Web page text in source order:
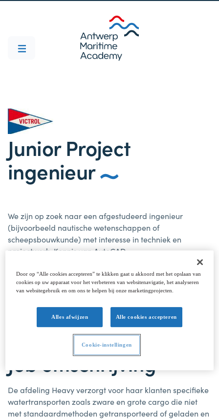
Junior Project
ingenieur
We zijn op zoek naar een afgestudeerd ingenieur
(bijvoorbeeld nautische wetenschappen of
scheepsbouwkunde) met interesse in techniek en
projectwerk. Kennis van AutoCAD,
stabiliteitsberekeningen en MS Office is belangrijk. Je
moet nauwkeurig, zelfstandig en flexibel zijn.
Bedrijf
ervaringindescheepvaart. Viahaarafdelingen
containertransport, LNG, scheepsdiensten
ze eengrotevariëteitaan
aanactiviteiten.
Job omschrijving
Deafdeling Heavyverzorgtvoor haar klanten specifieke
watertransporten zoalszwareen grotecargodie niet
metstandaardmethoden getransporteerd ofgeladen en
Door op “Alle cookies accepteren” te klikken gaat u akkoord met het opslaan van
cookies op uw apparaat voor het verbeteren van websitenavigatie, het analyseren
van websitegebruik en om ons te helpen bij onze marketingprojecten.
Alles afwijzen Alle cookies accepteren
Cookie-instellingen